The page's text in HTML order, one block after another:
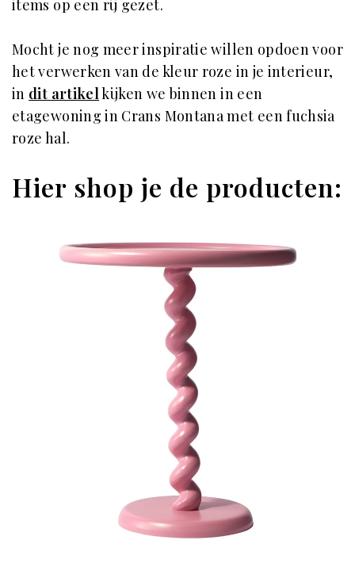
items op een rij gezet.
Mocht je nog meer inspiratie willen opdoen voor
het verwerken van de kleur roze in je interieur,
in dit artikelkijken we binnen in een
etagewoning in Crans Montana met een fuchsia
roze hal.
Hier shop je de producten: